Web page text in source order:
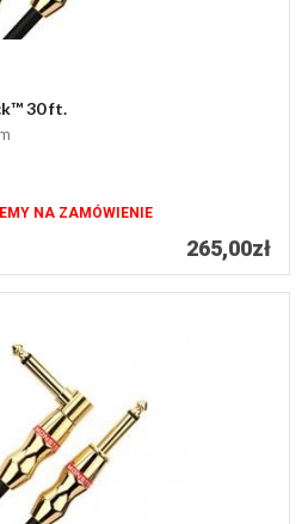
30 ft.
NA ZAMÓWIENIE
265,00zł